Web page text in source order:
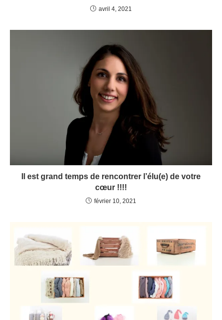
avril 4, 2021
Il est grand temps de rencontrer l’élu(e) de votre
cœur !!!!
février 10, 2021